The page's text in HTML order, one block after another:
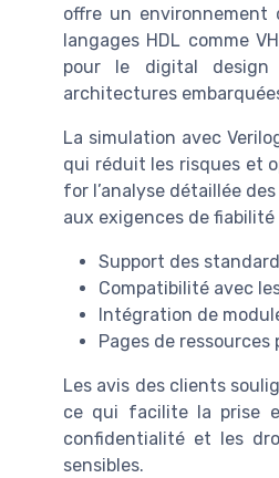
offre un environnement
langages HDL comme
pour le digital
architectures
La simulation avec
qui réduit les risques et
for l’analyse détaillée
aux exigences de
Support des
Compatibilité avec
Intégration de
Pages de
Les avis des clients
ce qui facilite la prise
confidentialité et les
sensibles.